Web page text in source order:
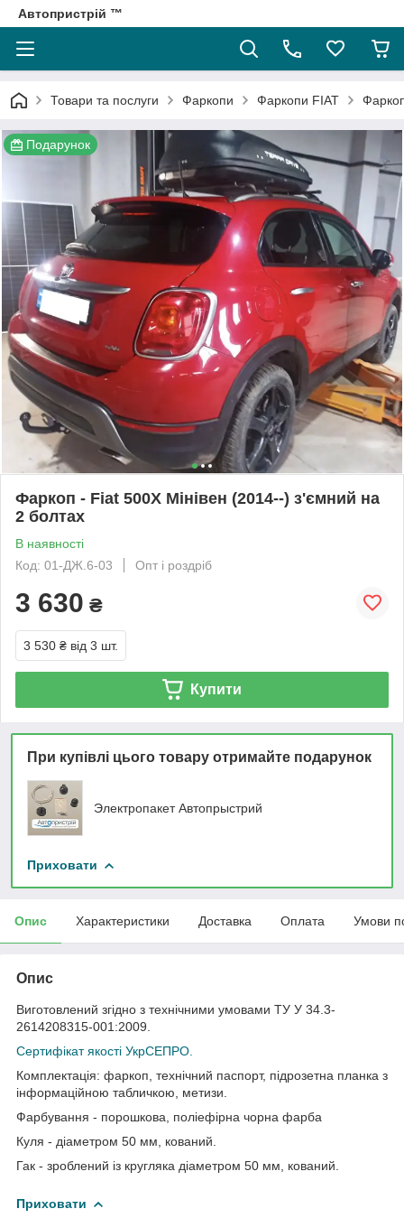
Автопристрій ™
Товари та послуги Фаркопи Фаркопи FIAT
Подарунок
Фаркоп - Fiat 500X Мінівен (2014--) з'ємний на
2 болтах
В наявності
Код: 01-ДЖ.6-03
Опт і роздріб
3 630 ₴
3 530 ₴ від 3 шт.
Купити
При купівлі цього товару отримайте подарунок
Электропакет Автопрыстрий
Приховати
Опис Характеристики Доставка Оплата Умови
Опис
Виготовлений згідно з технічними умовами ТУ У 34.3-
2614208315-001:2009.
Сертифікат якості УкрСЕПРО.
Комплектація: фаркоп, технічний паспорт, підрозетна планка з
інформаційною табличкою, метизи.
Фарбування - порошкова, поліефірна чорна фарба
Куля - діаметром 50 мм, кований.
Гак - зроблений із кругляка діаметром 50 мм, кований.
Приховати